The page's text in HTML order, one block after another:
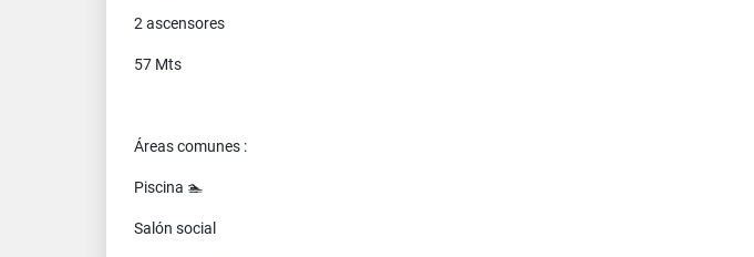
2 ascensores
57 Mts
Áreas comunes :
Piscina 🏊
Salón social